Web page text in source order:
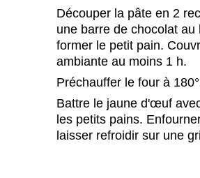
Découper la pâte en 2
une barre de chocolat
former le petit pain.
ambiante au moins 1 h.
Préchauffer le four à
Battre le jaune d'œuf
les petits pains.
laisser refroidir sur une